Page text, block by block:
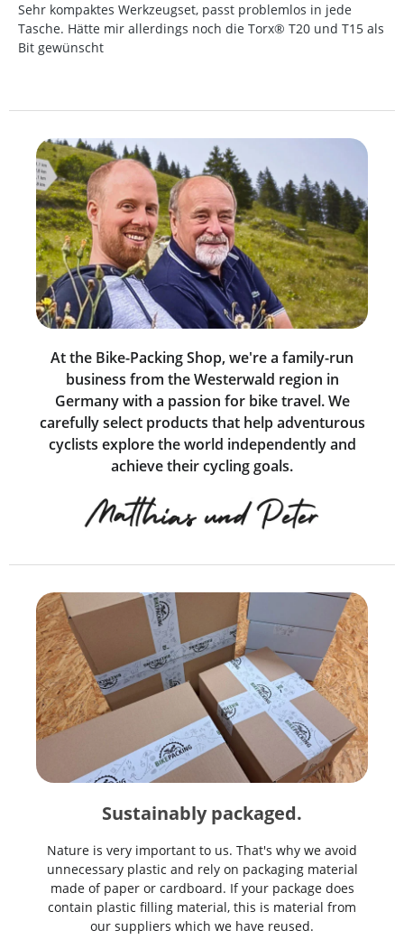
Sehr kompaktes Werkzeugset, passt problemlos in jede
Tasche. Hätte mir allerdings noch die Torx® T20 und T15 als
Bit gewünscht
At the Bike-Packing Shop, we're a family-run
business from the Westerwald region in
Germany with a passion for bike travel. We
carefully select products that help adventurous
cyclists explore the world independently and
achieve their cycling goals.
Sustainably packaged.
Nature is very important to us. That's why we avoid
unnecessary plastic and rely on packaging material
made of paper or cardboard. If your package does
contain plastic filling material, this is material from
our suppliers which we have reused.